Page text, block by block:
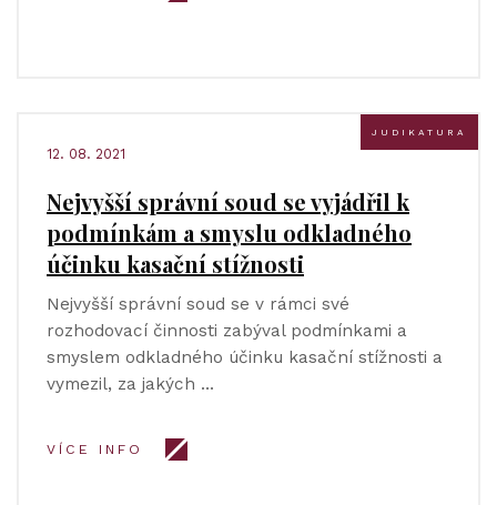
JUDIKATURA
12. 08. 2021
Nejvyšší správní soud se vyjádřil k
podmínkám a smyslu odkladného
účinku kasační stížnosti
Nejvyšší správní soud se v rámci své
rozhodovací činnosti zabýval podmínkami a
smyslem odkladného účinku kasační stížnosti a
vymezil, za jakých …
VÍCE INFO